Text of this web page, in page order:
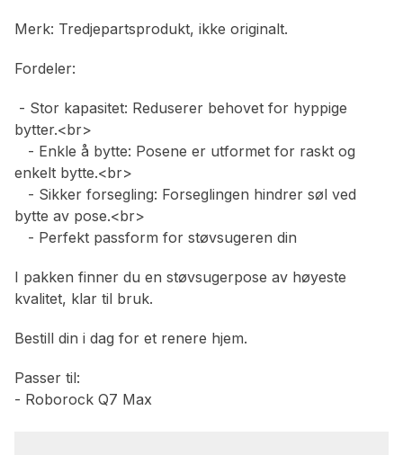
Merk: Tredjepartsprodukt, ikke originalt.
Fordeler:
- Stor kapasitet: Reduserer behovet for hyppige
bytter.<br>
- Enkle å bytte: Posene er utformet for raskt og
enkelt bytte.<br>
- Sikker forsegling: Forseglingen hindrer søl ved
bytte av pose.<br>
- Perfekt passform for støvsugeren din
I pakken finner du en støvsugerpose av høyeste
kvalitet, klar til bruk.
Bestill din i dag for et renere hjem.
Passer til:
- Roborock Q7 Max